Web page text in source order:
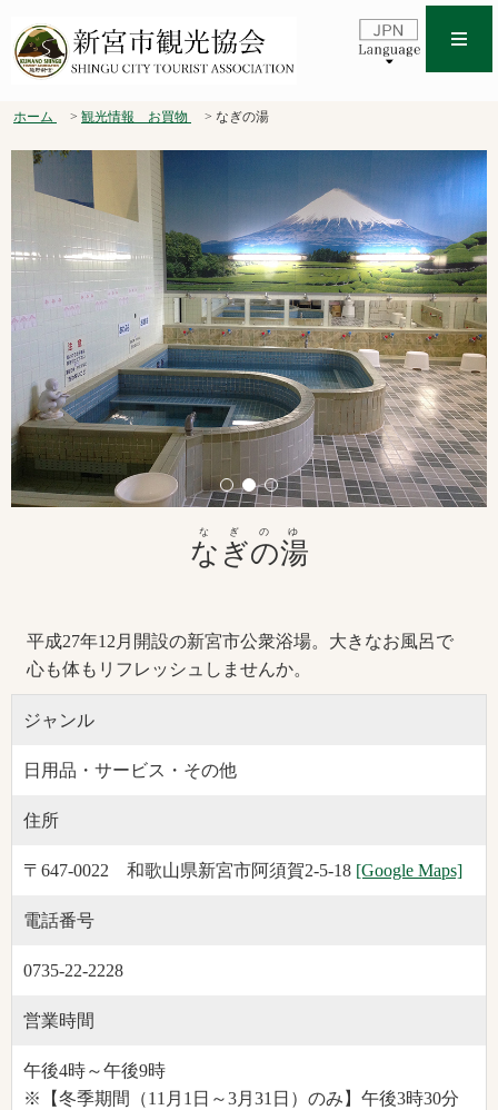
ホーム 観光情報 お買物 なぎの湯
なぎの湯
なぎのゆ
平成27年12月開設の新宮市公衆浴場。大きなお風呂で
心も体もリフレッシュしませんか。
ジャンル
日用品・サービス・その他
住所
〒647-0022 和歌山県新宮市阿須賀2-5-18 [Google Maps]
電話番号
0735-22-2228
営業時間
午後4時～午後9時
※【冬季期間（11月1日～3月31日）のみ】午後3時30分